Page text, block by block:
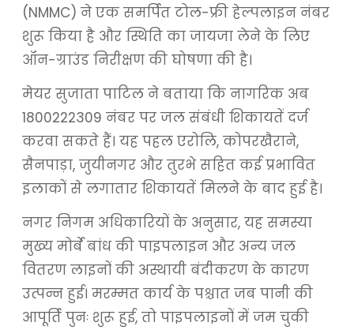
(NMMC) ने एक समर्पित टोल-फ्री हेल्पलाइन नंबर
शुरू किया है और स्थिति का जायजा लेने के लिए
ऑन-ग्राउंड निरीक्षण की घोषणा की है।
मेयर सुजाता पाटिल ने बताया कि नागरिक अब
1800222309 नंबर पर जल संबंधी शिकायतें दर्ज
करवा सकते हैं। यह पहल एरोलि, कोपरखैराने,
सैनपाड़ा, जुयीनगर और तुरभे सहित कई प्रभावित
इलाकों से लगातार शिकायतें मिलने के बाद हुई है।
नगर निगम अधिकारियों के अनुसार, यह समस्या
मुख्य मोर्बे बांध की पाइपलाइन और अन्य जल
वितरण लाइनों की अस्थायी बंदीकरण के कारण
उत्पन्न हुई। मरम्मत कार्य के पश्चात जब पानी की
आपूर्ति पुनः शुरू हुई, तो पाइपलाइनों में जम चुकी